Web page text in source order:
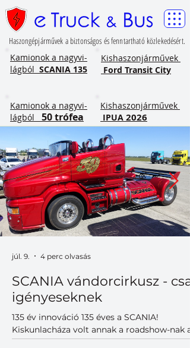
Haszongépjárművek a biztonságos és fenntartható közlekedésért.
​Kamionok a nagyvi-
lágból SCANIA 135
Kishaszonjárművek
Ford Transit City
Kishaszonjárművek
IPUA 2026
​Kamionok a nagyvi-
lágból
50 trófea
SCANIA vándorcirkusz -
igényeseknek
135 év innováció 135 éves a SCANIA!
Kiskunlacháza volt annak a roadshow-nak az
utolsó állomása a Közép-Európai régióban,
júl. 9. 4 perc olvasás